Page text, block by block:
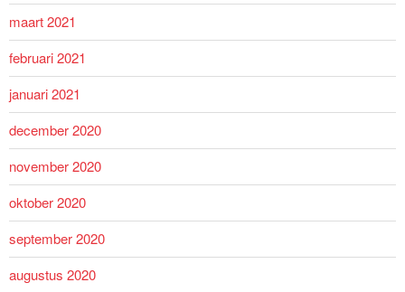
maart 2021
februari 2021
januari 2021
december 2020
november 2020
oktober 2020
september 2020
augustus 2020